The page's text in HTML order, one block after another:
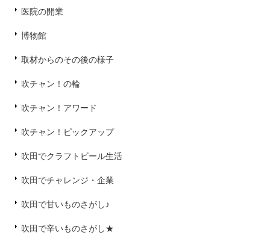
医院の開業
博物館
取材からのその後の様子
吹チャン！の輪
吹チャン！アワード
吹チャン！ピックアップ
吹田でクラフトビール生活
吹田でチャレンジ・企業
吹田で甘いものさがし♪
吹田で辛いものさがし★